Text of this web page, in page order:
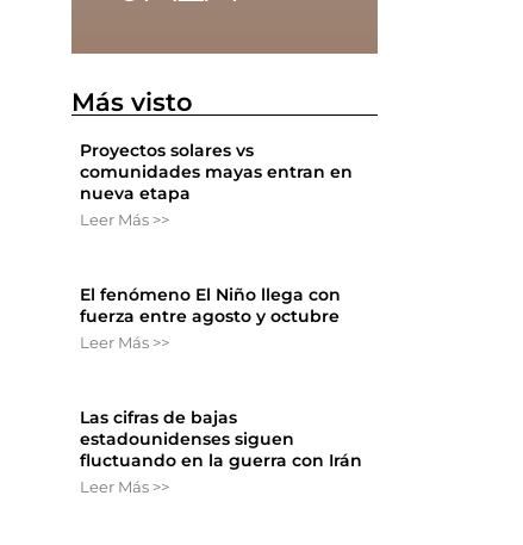
Más visto
Proyectos solares vs
comunidades mayas entran en
nueva etapa
Leer Más >>
El fenómeno El Niño llega con
fuerza entre agosto y octubre
Leer Más >>
Las cifras de bajas
estadounidenses siguen
fluctuando en la guerra con Irán
Leer Más >>